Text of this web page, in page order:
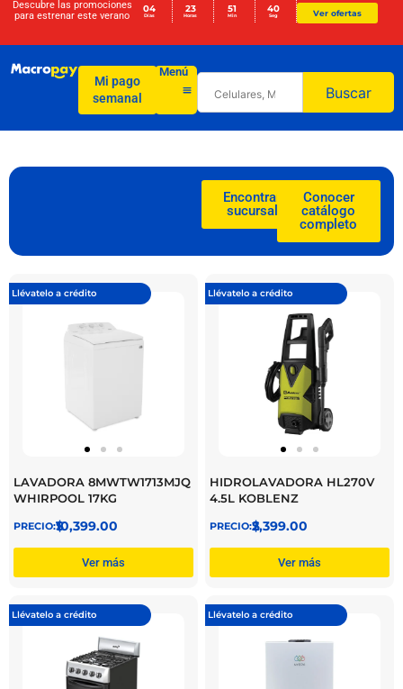
Descubre las promociones
para estrenar este verano
04
Días
23
Horas
51
Min
38
Seg Ver ofertas
Mi pago
semanal
Menú
Buscar
Encontrar
sucursal
Conocer
catálogo
completo
Llévatelo a crédito
LAVADORA 8MWTW1713MJQ
WHIRPOOL 17KG
$
10,399.00
Ver más
Llévatelo a crédito
HIDROLAVADORA HL270V
4.5L KOBLENZ
$
2,399.00
Ver más
Llévatelo a crédito Llévatelo a crédito